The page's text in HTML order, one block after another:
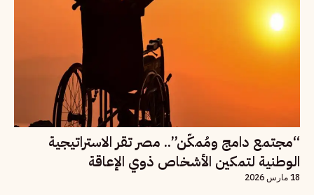
“مجتمع دامج ومُمكّن”.. مصر تقر الاستراتيجية
الوطنية لتمكين الأشخاص ذوي الإعاقة
18 مارس 2026